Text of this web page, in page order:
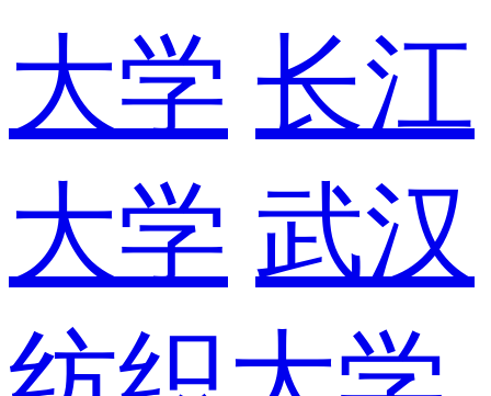
大学 长江
大学 武汉